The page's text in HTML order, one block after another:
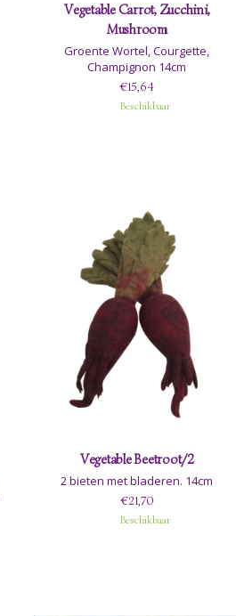
Vegetable Carrot, Zucchini,
Mushroom
Groente Wortel, Courgette,
Champignon 14cm
€15,64
Beschikbaar
Vegetable Beetroot/2
2 bieten met bladeren. 14cm
€21,70
Beschikbaar